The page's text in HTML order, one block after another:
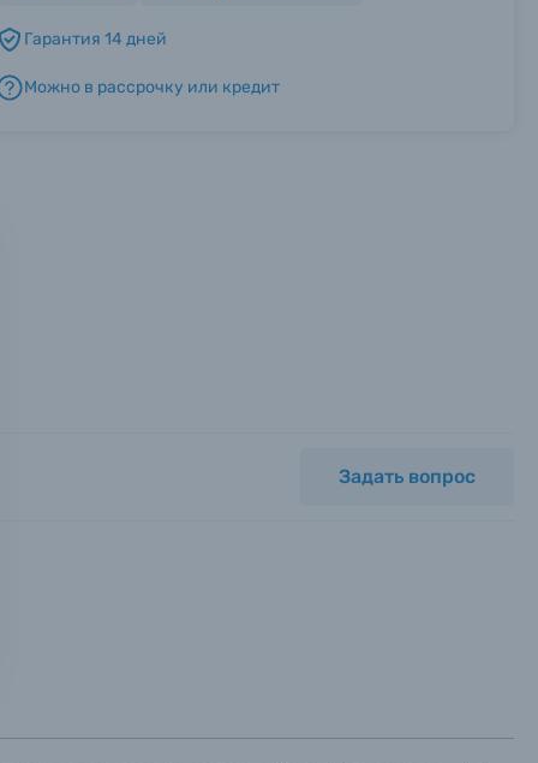
с
Гарантия 14 дней
Можно в рассрочку или кредит
Задать вопрос